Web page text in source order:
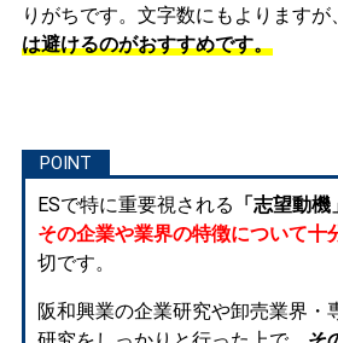
りがちです。文字数にもよりますが、
は避けるのがおすすめです。
ESで特に重要視される 「志望動機
その企業や業界の特徴について十
切です。
阪和興業の企業研究や卸売業界・